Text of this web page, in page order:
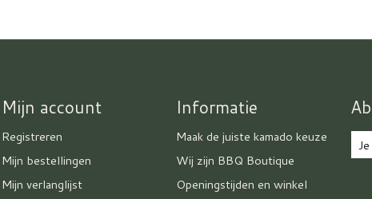
Mijn account
Registreren
Mijn bestellingen
Mijn verlanglijst
Informatie
Maak de juiste kamado keuze
Wij zijn BBQ Boutique
Openingstijden en winkel